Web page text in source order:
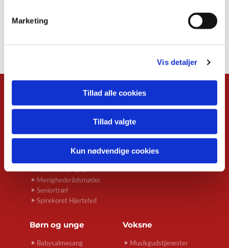
Marketing
Vis detaljer
Tillad alle cookies
Tillad valgte
Kun nødvendige cookies
Babysalmesang
Konfirmand-café
Menighedsrådsmøder
Seniortræf
Spirekoret Hjertelyd
Børn og unge
Babysalmesang
Voksne
Musikgudstjenester